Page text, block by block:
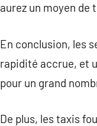
aurez un moyen de
En conclusion, les
rapidité accrue, et
pour un grand
De plus, les taxis